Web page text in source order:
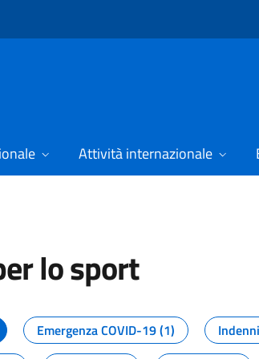
Attività internazionale
lo sport
dal Dipartimento
Emergenza COVID-19 (1)